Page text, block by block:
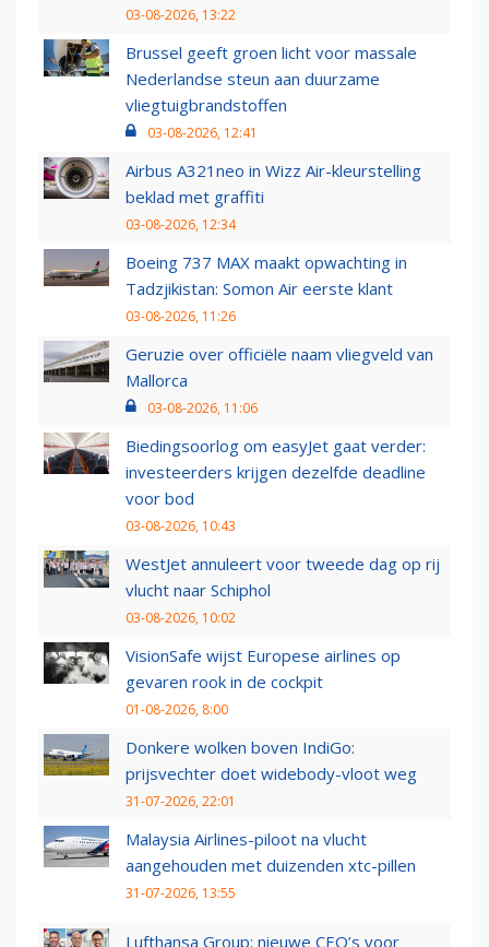
03-08-2026, 13:22
Brussel geeft groen licht voor massale
Nederlandse steun aan duurzame
vliegtuigbrandstoffen
03-08-2026, 12:41
Airbus A321neo in Wizz Air-kleurstelling
beklad met graffiti
03-08-2026, 12:34
Boeing 737 MAX maakt opwachting in
Tadzjikistan: Somon Air eerste klant
03-08-2026, 11:26
Geruzie over officiële naam vliegveld van
Mallorca
03-08-2026, 11:06
Biedingsoorlog om easyJet gaat verder:
investeerders krijgen dezelfde deadline
voor bod
03-08-2026, 10:43
WestJet annuleert voor tweede dag op rij
vlucht naar Schiphol
03-08-2026, 10:02
VisionSafe wijst Europese airlines op
gevaren rook in de cockpit
01-08-2026, 8:00
Donkere wolken boven IndiGo:
prijsvechter doet widebody-vloot weg
31-07-2026, 22:01
Malaysia Airlines-piloot na vlucht
aangehouden met duizenden xtc-pillen
31-07-2026, 13:55
Lufthansa Group: nieuwe CEO’s voor